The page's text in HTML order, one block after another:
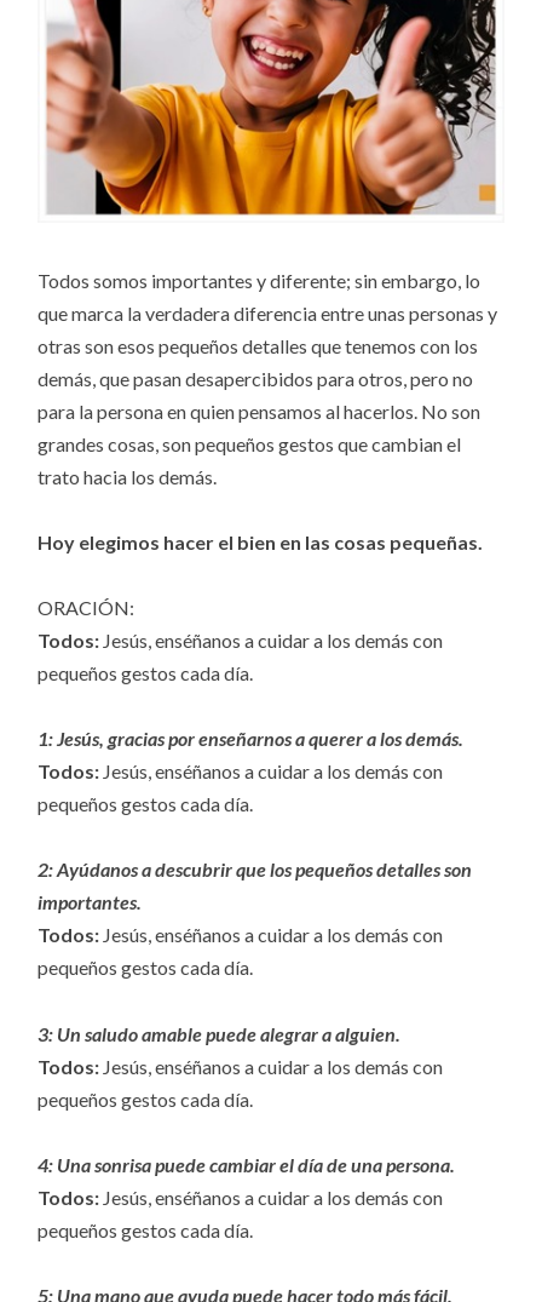
Todos somos importantes y diferente; sin embargo, lo
que marca la verdadera diferencia entre unas personas y
otras son esos pequeños detalles que tenemos con los
demás, que pasan desapercibidos para otros, pero no
para la persona en quien pensamos al hacerlos. No son
grandes cosas, son pequeños gestos que cambian el
trato hacia los demás.
Hoy elegimos hacer el bien en las cosas pequeñas.
ORACIÓN:
Todos: Jesús, enséñanos a cuidar a los demás con
pequeños gestos cada día.
1:Jesús, gracias por enseñarnos a querer a los demás.
Todos: Jesús, enséñanos a cuidar a los demás con
pequeños gestos cada día.
2:Ayúdanos a descubrir que los pequeños detalles son
importantes.
Todos: Jesús, enséñanos a cuidar a los demás con
pequeños gestos cada día.
3: Un saludo amable puede alegrar a alguien.
Todos: Jesús, enséñanos a cuidar a los demás con
pequeños gestos cada día.
4: Una sonrisa puede cambiar el día de una persona.
Todos: Jesús, enséñanos a cuidar a los demás con
pequeños gestos cada día.
5: Una mano que ayuda puede hacer todo más fácil.